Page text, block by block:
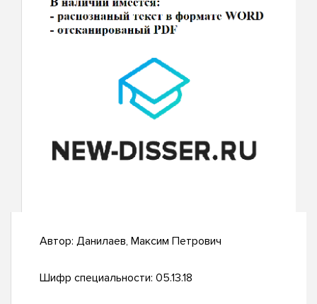
Автор: Данилаев, Максим Петрович
Шифр специальности: 05.13.18